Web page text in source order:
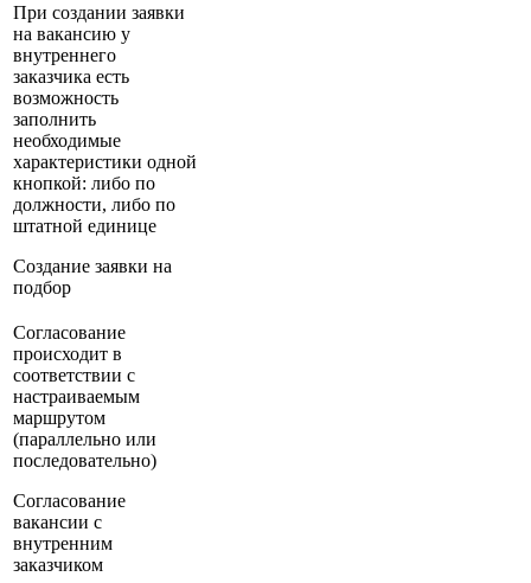
При создании заявки
на вакансию у
внутреннего
заказчика есть
возможность
заполнить
необходимые
характеристики одной
кнопкой: либо по
должности, либо по
штатной единице
Создание заявки на
подбор
Согласование
происходит в
соответствии с
настраиваемым
маршрутом
(параллельно или
последовательно)
Согласование
вакансии с
внутренним
заказчиком